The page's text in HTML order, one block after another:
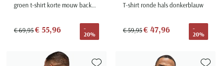
groen t-shirt korte mouw backprint
€ 69,95€ 55,96
-
20%
T-shirt ronde hals donkerblauw
€ 59,95€ 47,96
-
20%